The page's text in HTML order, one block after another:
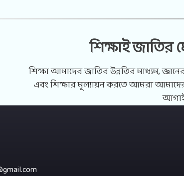
শিক্ষাই জাতির
শিক্ষা আমাদের জাতির উন্নতির মাধ্যম,
এবং শিক্ষার মূল্যায়ন করতে আমরা
আগাই